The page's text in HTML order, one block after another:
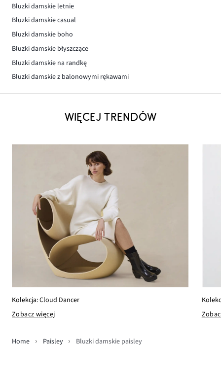
Bluzki damskie letnie
Bluzki damskie casual
Bluzki damskie boho
Bluzki damskie błyszczące
Bluzki damskie na randkę
Bluzki damskie z balonowymi rękawami
WIĘCEJ TRENDÓW
Kolekcja: Cloud Dancer
Zobacz więcej
Home Paisley Bluzki damskie paisley